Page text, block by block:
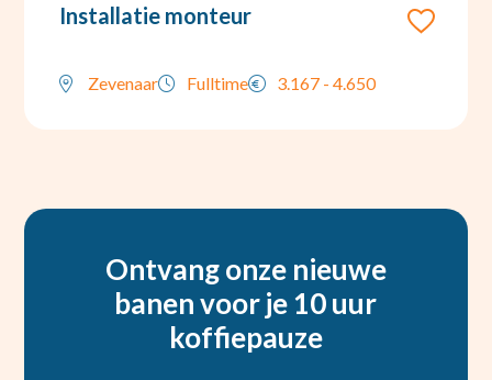
Installatie monteur
Zevenaar Fulltime 3.167 - 4.650
Ontvang onze nieuwe
banen voor je 10 uur
koffiepauze